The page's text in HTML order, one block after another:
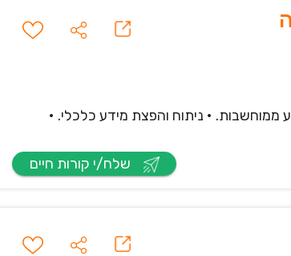
ממוחשבות. • ניתוח והפצת מידע כלכלי. •